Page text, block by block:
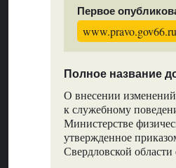
Первое
www.pravo.gov66.ru
Полное название
О внесении
к служебному
Министерстве
утвержденное
Свердловской